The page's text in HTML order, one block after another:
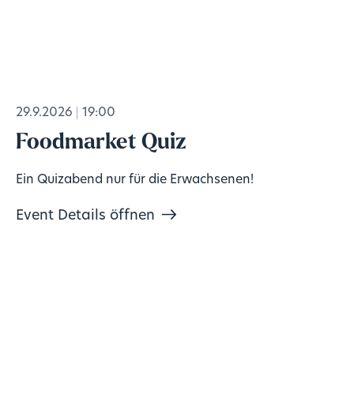
29.9.2026 19:00
Foodmarket Quiz
Ein Quizabend nur für die Erwachsenen!
Event Details öffnen